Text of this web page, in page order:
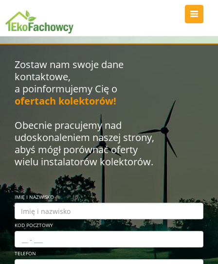
Zostaw nam swoje dane
kontaktowe,
a poinformujemy Cię o
ofertach kolektorów!
Obecnie pracujemy nad
udoskonaleniem naszej strony,
abyś mógł porównać oferty
wielu instalatorów kolektorów.
IMIĘ I NAZWISKO
KOD POCZTOWY
TELEFON